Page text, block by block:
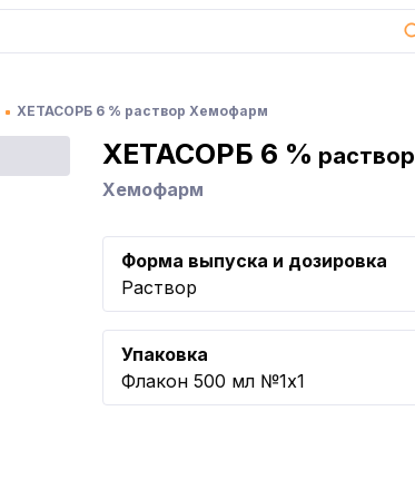
ХЕТАСОРБ 6 % раствор Хемофарм
ХЕТАСОРБ 6 % раствор
Хемофарм
Форма выпуска и дозировка
Раствор
Упаковка
Флакон 500 мл №1x1